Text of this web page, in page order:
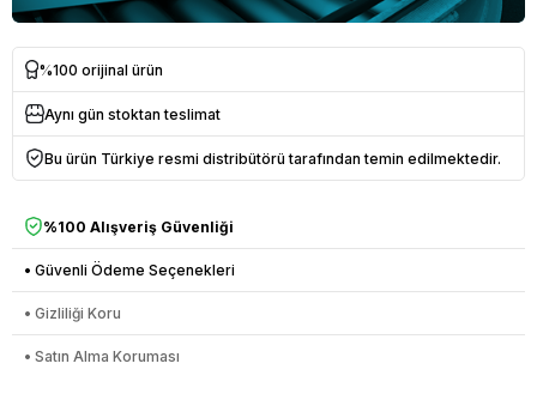
%100 orijinal ürün
Aynı gün stoktan teslimat
Bu ürün Türkiye resmi distribütörü tarafından temin edilmektedir.
%100 Alışveriş Güvenliği
• Güvenli Ödeme Seçenekleri
• Gizliliği Koru
• Satın Alma Koruması